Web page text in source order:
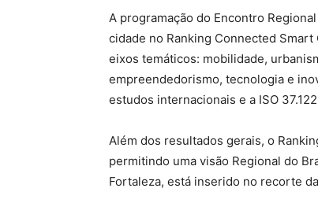
A programação do Encontro
cidade no Ranking Connected
eixos temáticos: mobilidade,
empreendedorismo, tecnologia e
estudos internacionais e a ISO
Além dos resultados gerais, o
permitindo uma visão Regional do
Fortaleza, está inserido no recorte